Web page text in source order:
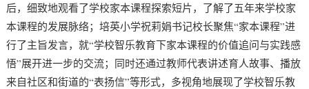
后，细致地观看了学校家本课程探索短片，了解了五年来学校家
本课程的发展脉络；培英小学祝莉娟书记校长聚焦“家本课程”进
行了主旨发言，就“学校智乐教育下家本课程的价值追问与实践感
悟”展开进一步的交流；同时还通过教师代表讲述育人故事、播放
来自社区和街道的“表扬信”等形式，多视角地展现了学校智乐教